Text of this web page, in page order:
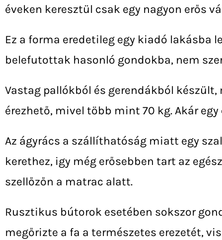
éveken keresztül csak egy nagyon erős
Ez a forma eredetileg egy kiadó lakásba
belefutottak hasonló gondokba, nem
Vastag pallókból és gerendákból
érezhető, mivel több mint 70 kg. Akár
Az ágyrács a szállíthatóság miatt egy
kerethez, igy még erősebben tart az
szellőzőn a matrac alatt.
Rusztikus bútorok esetében sokszor
megőrizte a fa a természetes erezetét,